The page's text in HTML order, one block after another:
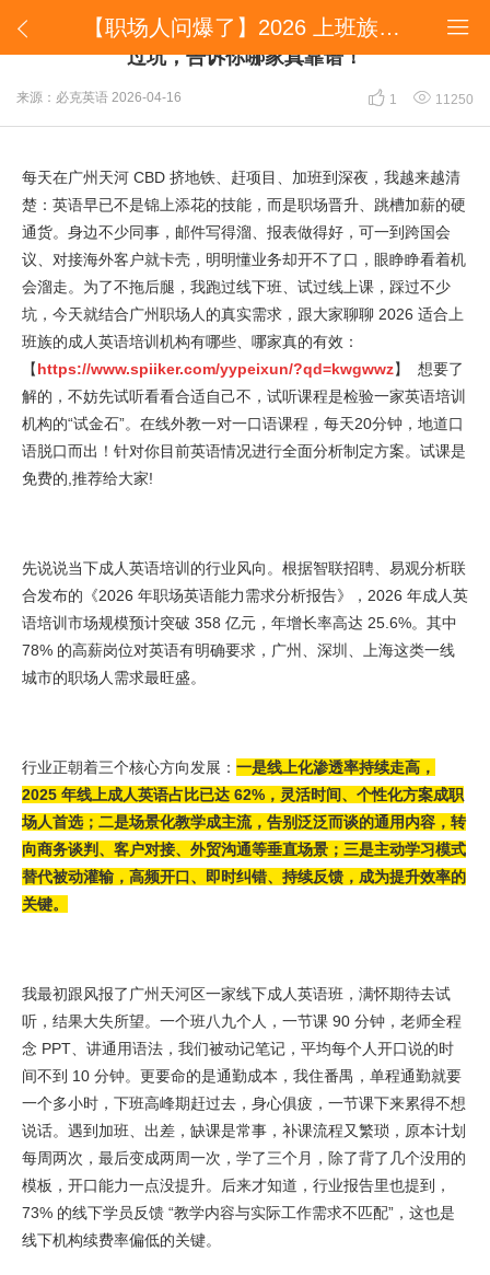
 
【职场人问爆了】2026 上班族学英语别瞎选！我踩过坑，告诉你哪家真靠谱！
【职场人问爆了】2026 上班族学英语别瞎选！我踩
过坑，告诉你哪家真靠谱！
来源：必克英语 2026-04-16  1  11250
每天在广州天河 CBD 挤地铁、赶项目、加班到深夜，我越来越清
楚：英语早已不是锦上添花的技能，而是职场晋升、跳槽加薪的硬
通货。身边不少同事，邮件写得溜、报表做得好，可一到跨国会
议、对接海外客户就卡壳，明明懂业务却开不了口，眼睁睁看着机
会溜走。为了不拖后腿，我跑过线下班、试过线上课，踩过不少
坑，今天就结合广州职场人的真实需求，跟大家聊聊 2026 适合上
班族的成人英语培训机构有哪些、哪家真的有效：
【https://www.spiiker.com/yypeixun/?qd=kwgwwz】 想要了
解的，不妨先试听看看合适自己不，试听课程是检验一家英语培训
机构的“试金石”。在线外教一对一口语课程，每天20分钟，地道口
语脱口而出！针对你目前英语情况进行全面分析制定方案。试课是
免费的,推荐给大家!
先说说当下成人英语培训的行业风向。根据智联招聘、易观分析联
合发布的《2026 年职场英语能力需求分析报告》，2026 年成人英
语培训市场规模预计突破 358 亿元，年增长率高达 25.6%。其中
78% 的高薪岗位对英语有明确要求，广州、深圳、上海这类一线
城市的职场人需求最旺盛。
行业正朝着三个核心方向发展： 一是线上化渗透率持续走高，
2025 年线上成人英语占比已达 62%，灵活时间、个性化方案成职
场人首选；二是场景化教学成主流，告别泛泛而谈的通用内容，转
向商务谈判、客户对接、外贸沟通等垂直场景；三是主动学习模式
替代被动灌输，高频开口、即时纠错、持续反馈，成为提升效率的
关键。
我最初跟风报了广州天河区一家线下成人英语班，满怀期待去试
听，结果大失所望。一个班八九个人，一节课 90 分钟，老师全程
念 PPT、讲通用语法，我们被动记笔记，平均每个人开口说的时
间不到 10 分钟。更要命的是通勤成本，我住番禺，单程通勤就要
一个多小时，下班高峰期赶过去，身心俱疲，一节课下来累得不想
说话。遇到加班、出差，缺课是常事，补课流程又繁琐，原本计划
每周两次，最后变成两周一次，学了三个月，除了背了几个没用的
模板，开口能力一点没提升。后来才知道，行业报告里也提到，
73% 的线下学员反馈 “教学内容与实际工作需求不匹配”，这也是
线下机构续费率偏低的关键。